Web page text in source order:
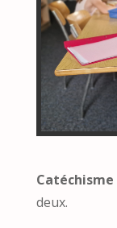
Catéchisme
deux.